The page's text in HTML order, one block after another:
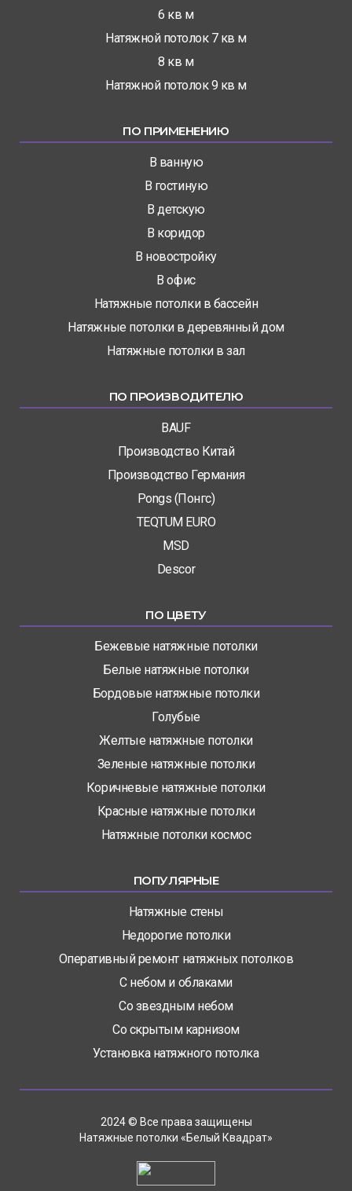
6 кв м
Натяжной потолок 7 кв м
8 кв м
Натяжной потолок 9 кв м
ПО ПРИМЕНЕНИЮ
В ванную
В гостиную
В детскую
В коридор
В новостройку
В офис
Натяжные потолки в бассейн
Натяжные потолки в деревянный дом
Натяжные потолки в зал
ПО ПРОИЗВОДИТЕЛЮ
BAUF
Производство Китай
Производство Германия
Pongs (Понгс)
TEQTUM EURO
MSD
Descor
ПО ЦВЕТУ
Бежевые натяжные потолки
Белые натяжные потолки
Бордовые натяжные потолки
Голубые
Желтые натяжные потолки
Зеленые натяжные потолки
Коричневые натяжные потолки
Красные натяжные потолки
Натяжные потолки космос
ПОПУЛЯРНЫЕ
Натяжные стены
Недорогие потолки
Оперативный ремонт натяжных потолков
С небом и облаками
Со звездным небом
Со скрытым карнизом
Установка натяжного потолка
2024 © Все права защищены
Натяжные потолки «Белый Квадрат»